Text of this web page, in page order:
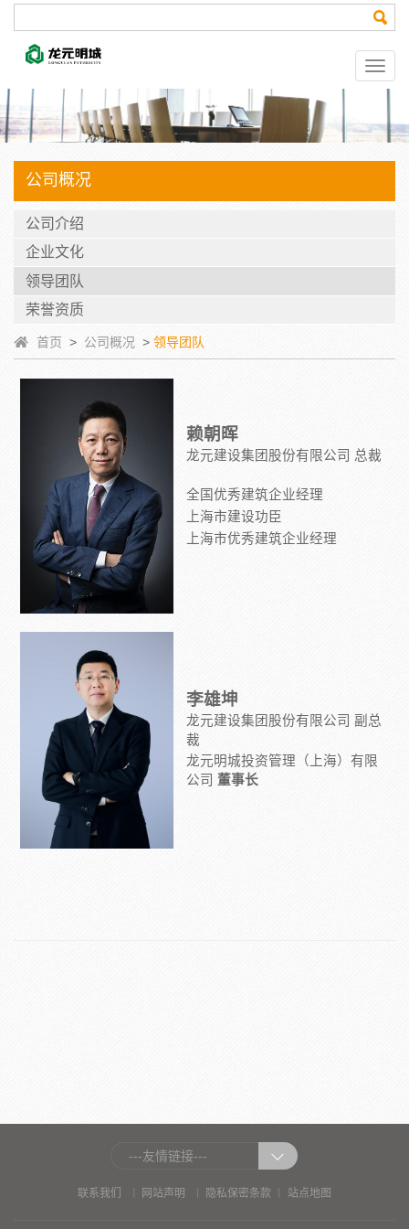
公司概况
公司介绍
企业文化
领导团队
荣誉资质
首页 > 公司概况 > 领导团队
赖朝晖
龙元建设集团股份有限公司 总裁
全国优秀建筑企业经理
上海市建设功臣
上海市优秀建筑企业经理
李雄坤
龙元建设集团股份有限公司 副 总
裁
龙元明城投资管理（上海）有限
公司 董事长
---友情链接---
联系我们 | 网站声明 | 隐私保密条款 | 站点地图